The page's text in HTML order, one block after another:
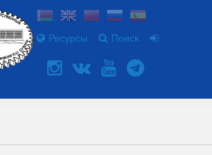
Ресурсы Поиск